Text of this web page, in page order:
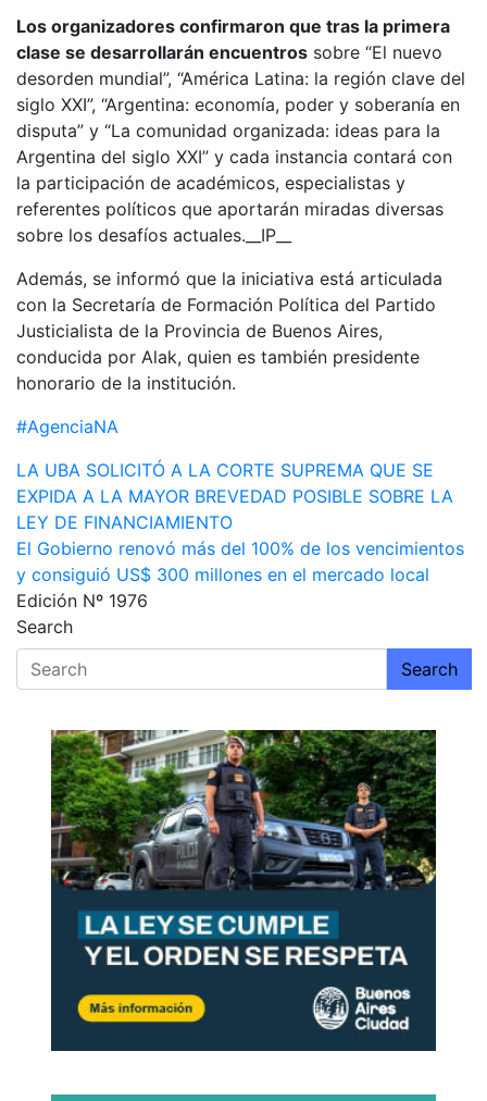
Los organizadores confirmaron que tras la primera
clase se desarrollarán encuentros sobre “El nuevo
desorden mundial”, “América Latina: la región clave del
siglo XXI”, “Argentina: economía, poder y soberanía en
disputa” y “La comunidad organizada: ideas para la
Argentina del siglo XXI” y cada instancia contará con
la participación de académicos, especialistas y
referentes políticos que aportarán miradas diversas
sobre los desafíos actuales.__IP__
Además, se informó que la iniciativa está articulada
con la Secretaría de Formación Política del Partido
Justicialista de la Provincia de Buenos Aires,
conducida por Alak, quien es también presidente
honorario de la institución.
#AgenciaNA
Navegación
de
entradas
LA UBA SOLICITÓ A LA CORTE SUPREMA QUE SE
EXPIDA A LA MAYOR BREVEDAD POSIBLE SOBRE LA
LEY DE FINANCIAMIENTO
El Gobierno renovó más del 100% de los vencimientos
y consiguió US$ 300 millones en el mercado local
Edición Nº 1976
Search
Search